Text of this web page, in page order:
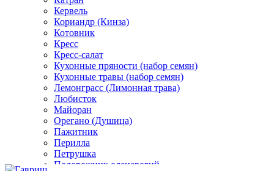
Кервель
Кориандр (Кинза)
Котовник
Кресс
Кресс-салат
Кухонные пряности (набор семян)
Кухонные травы (набор семян)
Лемонграсс (Лимонная трава)
Любисток
Майоран
Орегано (Душица)
Пажитник
Перилла
Петрушка
Подорожник оленерогий